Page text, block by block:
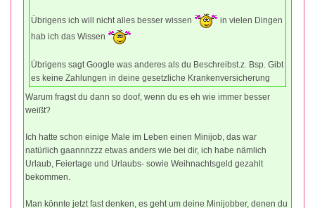
Übrigens ich will nicht alles besser wissen
in vielen Dingen
hab ich das Wissen
Übrigens sagt Google was anderes als du Beschreibst.z. Bsp. Gibt
es keine Zahlungen in deine gesetzliche Krankenversicherung
Warum fragst du dann so doof, wenn du es eh wie immer besser
weißt?
Ich hatte schon einige Male im Leben einen Minijob, das war
natürlich gaannnzzz etwas anders wie bei dir, ich habe nämlich
Urlaub, Feiertage und Urlaubs- sowie Weihnachtsgeld gezahlt
bekommen.
Man könnte jetzt fast denken, es geht um deine Minijobber, denen du